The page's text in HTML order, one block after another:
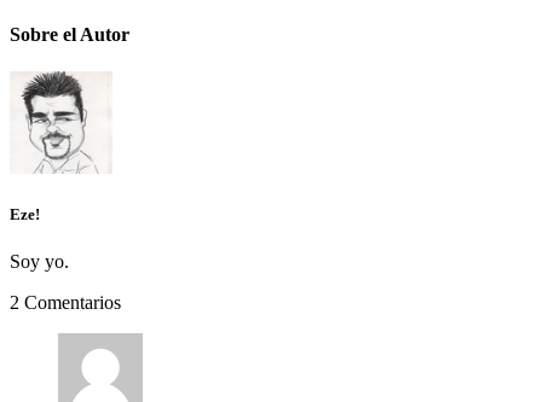
Sobre el Autor
Eze!
Soy yo.
2 Comentarios